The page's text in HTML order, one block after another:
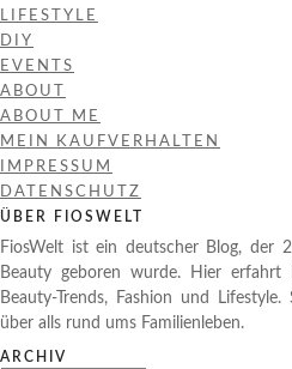
LIFESTYLE
DIY
EVENTS
ABOUT
ABOUT ME
MEIN KAUFVERHALTEN
IMPRESSUM
DATENSCHUTZ
ÜBER FIOSWELT
FiosWelt ist ein deutscher Blog, der
Beauty geboren wurde. Hier
Beauty-Trends, Fashion und
über alls rund ums Familienleben.
ARCHIV